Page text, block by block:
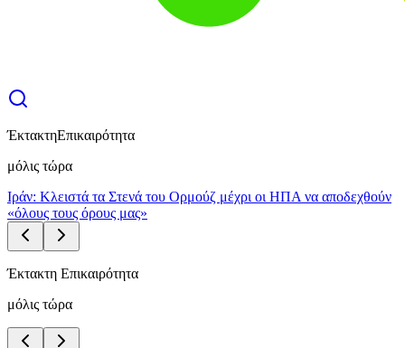
ΈκτακτηΕπικαιρότητα
μόλις τώρα
Ιράν: Κλειστά τα Στενά του Ορμούζ μέχρι οι ΗΠΑ να αποδεχθούν
«όλους τους όρους μας»
Έκτακτη Επικαιρότητα
μόλις τώρα